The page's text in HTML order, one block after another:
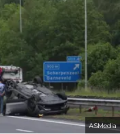
ASMedia